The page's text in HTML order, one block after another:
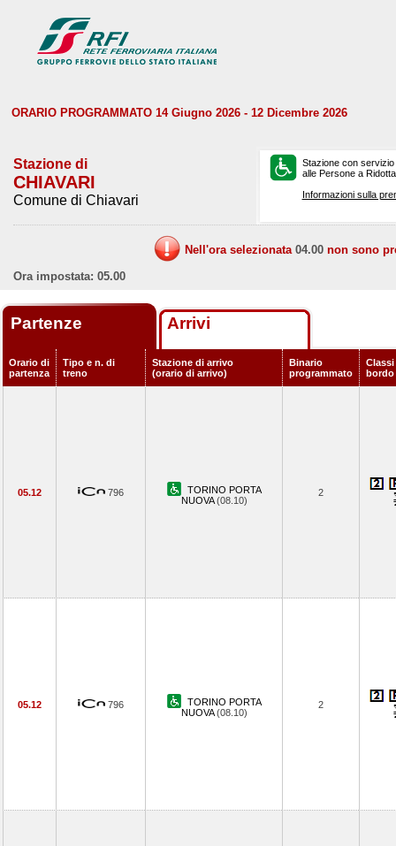
ORARIO PROGRAMMATO 14 Giugno 2026 - 12 Dicembre 2026
Stazione di
CHIAVARI
Comune di Chiavari
Stazione con
alle Persone a
Informazioni sulla
Nell'ora selezionata 04.00 non sono
Ora impostata: 05.00
Partenze Arrivi
Orario di
partenza
Tipo e n. di
treno
Stazione di arrivo
(orario di arrivo)
Binario
programmato
Classi
bordo
05.12 796
TORINO PORTA
NUOVA(08.10)
2
05.12 796
TORINO PORTA
NUOVA(08.10)
2